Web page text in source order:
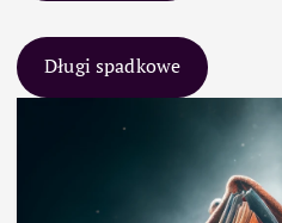
Długi spadkowe